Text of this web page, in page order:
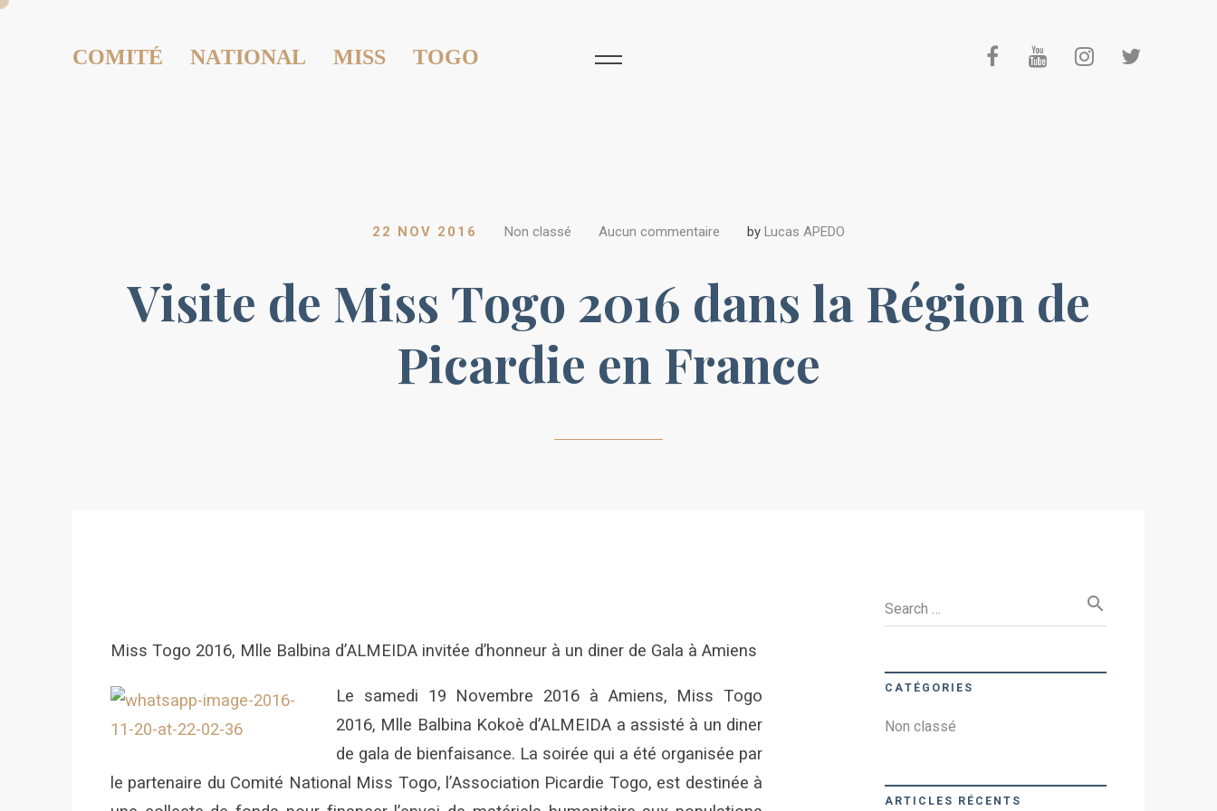
COMITÉ NATIONAL MISS TOGO
22 NOV 2016 Non classé Aucun commentaire by Lucas APEDO
Visite de Miss Togo 2016 dans la Région de
Picardie en France
Miss Togo 2016, Mlle Balbina d’ALMEIDA invitée d’honneur à un diner de Gala à Amiens
Le samedi 19 Novembre 2016 à Amiens, Miss Togo
2016, Mlle Balbina Kokoè d’ALMEIDA a assisté à un diner
de gala de bienfaisance. La soirée qui a été organisée par
le partenaire du Comité National Miss Togo, l’Association Picardie Togo, est destinée à
Search … search
CATÉGORIES
Non classé
ARTICLES RÉCENTS